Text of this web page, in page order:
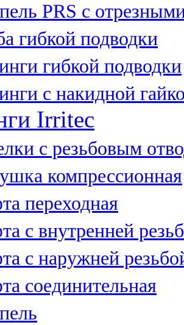
PRS с
гибкой подводки
гибкой подводки
с накидной
Irritec
с резьбовым
компрессионная
переходная
с внутренней
с наружней
соединительная